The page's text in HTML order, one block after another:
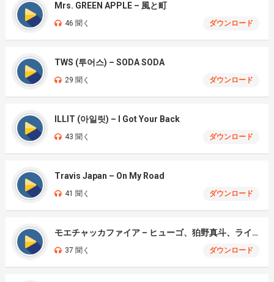
Mrs. GREEN APPLE – 風と町
46 聞く ダウンロード
TWS (투어스) – SODA SODA
29 聞く ダウンロード
ILLIT (아일릿) – I Got Your Back
43 聞く ダウンロード
Travis Japan – On My Road
41 聞く ダウンロード
モエチャッカファイア – ヒューゴ、狛野真斗、ライト、セヴェリアン (Cover )
37 聞く ダウンロード